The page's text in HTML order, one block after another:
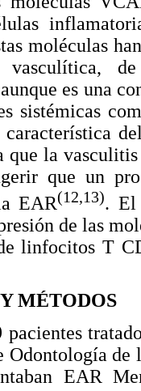
moléculas
vasculítica,
es una
sistémicas
que la
que un
EAR(12,13). El
de las
linfocitos T
MÉTODOS
pacientes
Odontología de
EAR